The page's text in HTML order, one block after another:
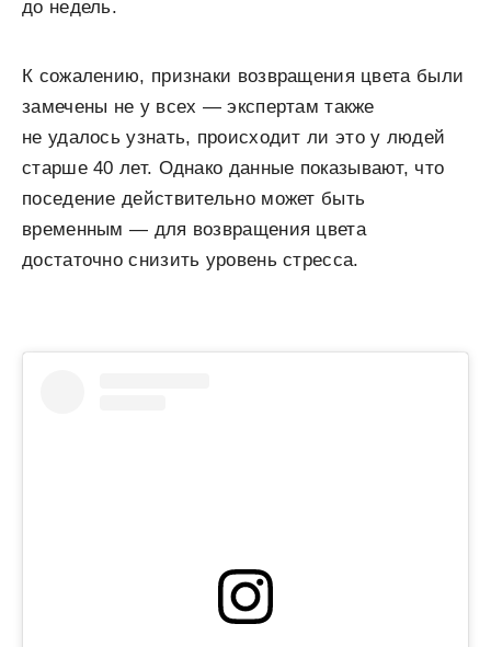
до недель.
К сожалению, признаки возвращения цвета были
замечены не у всех — экспертам также
не удалось узнать, происходит ли это у людей
старше 40 лет. Однако данные показывают, что
поседение действительно может быть
временным — для возвращения цвета
достаточно снизить уровень стресса.